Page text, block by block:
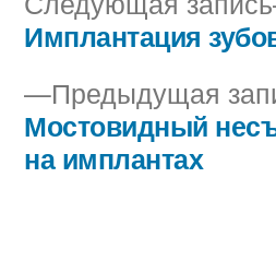
Навигация
по
записям
Предыдущая
Мостовидный
на имплантах
Имплантация